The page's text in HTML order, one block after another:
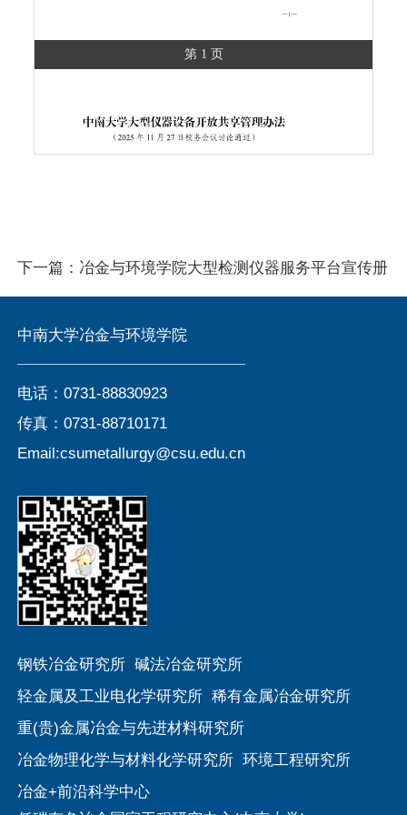
第 1 页
下一篇： 冶金与环境学院大型检测仪器服务平台宣传册
中南大学冶金与环境学院
电话：0731-88830923
传真：0731-88710171
Email:csumetallurgy@csu.edu.cn
钢铁冶金研究所 碱法冶金研究所
轻金属及工业电化学研究所 稀有金属冶金研究所
重(贵)金属冶金与先进材料研究所
冶金物理化学与材料化学研究所 环境工程研究所
冶金+前沿科学中心